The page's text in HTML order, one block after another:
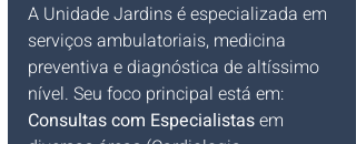
A Unidade Jardins é especializada em
serviços ambulatoriais, medicina
preventiva e diagnóstica de altíssimo
nível. Seu foco principal está em:
Consultas com Especialistas em